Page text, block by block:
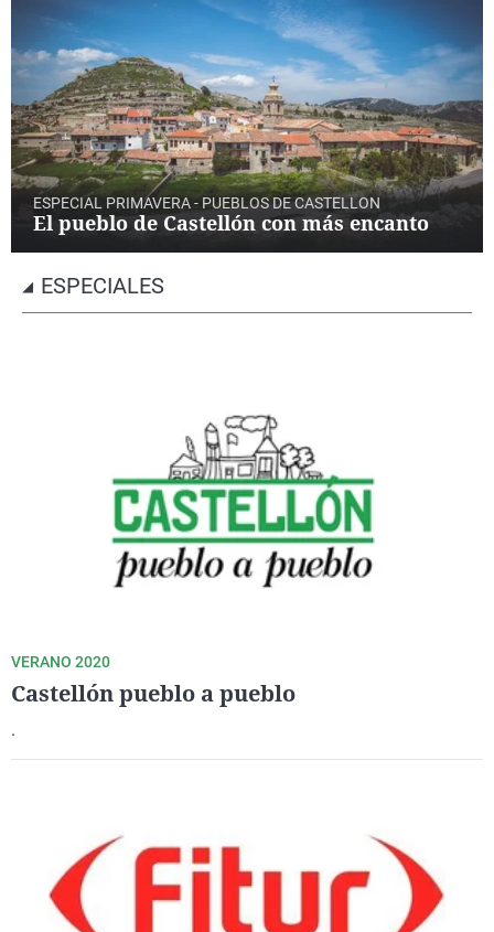
ESPECIAL PRIMAVERA - PUEBLOS DE CASTELLON
El pueblo de Castellón con más encanto
ESPECIALES
VERANO 2020
Castellón pueblo a pueblo
.